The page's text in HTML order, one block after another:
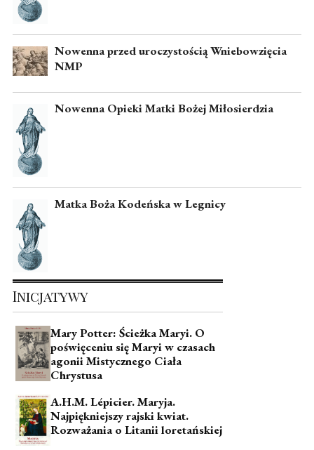
Nowenna przed uroczystością Wniebowzięcia
NMP
Nowenna Opieki Matki Bożej Miłosierdzia
Matka Boża Kodeńska w Legnicy
Inicjatywy
Mary Potter: Ścieżka Maryi. O
poświęceniu się Maryi w czasach
agonii Mistycznego Ciała
Chrystusa
A.H.M. Lépicier. Maryja.
Najpiękniejszy rajski kwiat.
Rozważania o Litanii loretańskiej